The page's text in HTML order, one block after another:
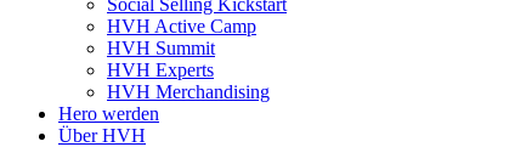
Social Selling Kickstart
HVH Active Camp
HVH Summit
HVH Experts
HVH Merchandising
Hero werden
Über HVH